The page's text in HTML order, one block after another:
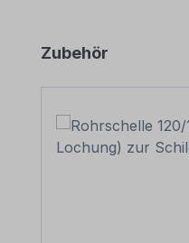
Produktgalerie
Zubehör